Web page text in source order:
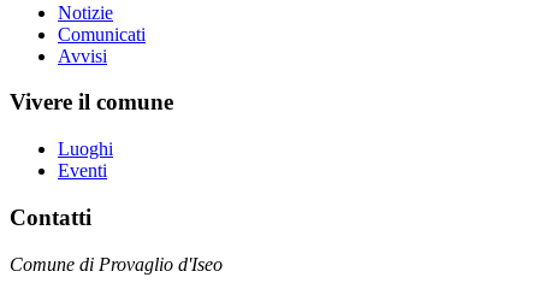
Notizie
Comunicati
Avvisi
Vivere il comune
Luoghi
Eventi
Contatti
Comune di Provaglio d'Iseo